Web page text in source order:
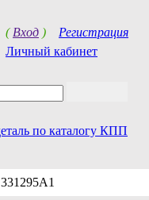
( Вход ) Регистрация
Личный кабинет
по каталогу КПП
331295A1